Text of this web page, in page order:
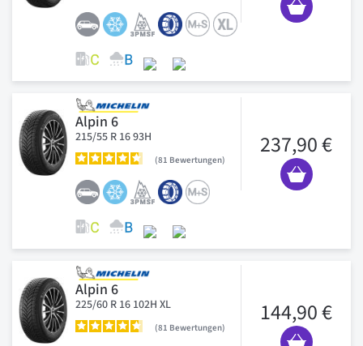
Alpin 6
215/55 R 16 93H
81 Bewertungen
237,90 €
Alpin 6
225/60 R 16 102H XL
81 Bewertungen
144,90 €